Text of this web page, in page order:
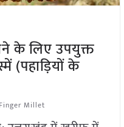
के लिए उपयुक्त
(पहाड़ियों के
Finger Millet